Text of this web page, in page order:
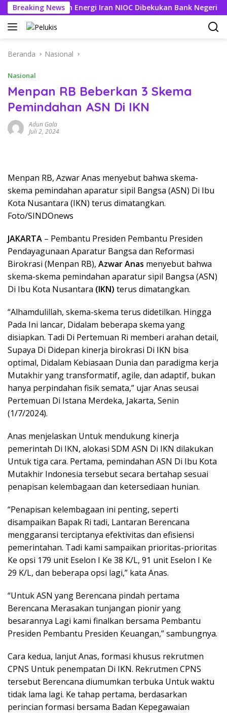
Langsung
ke
konten
Breaking News
Perusahaan Energi Iran NIOC Dibekukan Bank Negeri
Beranda Nasional
Nasional
Menpan RB Beberkan 3 Skema
Pemindahan ASN Di IKN
Adun Gala
Juli 2, 2024
Menpan RB, Azwar Anas menyebut bahwa skema-
skema pemindahan aparatur sipil Bangsa (ASN) Di Ibu
Kota Nusantara (IKN) terus dimatangkan.
Foto/SINDOnews
JAKARTA – Pembantu Presiden Pembantu Presiden
Pendayagunaan Aparatur Bangsa dan Reformasi
Birokrasi (Menpan RB), Azwar Anas menyebut bahwa
skema-skema pemindahan aparatur sipil Bangsa (ASN)
Di Ibu Kota Nusantara (IKN) terus dimatangkan.
“Alhamdulillah, skema-skema terus didetilkan. Hingga
Pada Ini lancar, Didalam beberapa skema yang
disiapkan. Tadi Di Pertemuan Ri memberi arahan detail,
Supaya Di Didepan kinerja birokrasi Di IKN bisa
optimal, Didalam Kebiasaan Dunia dan paradigma kerja
Mutakhir yang transformatif, agile, dan adaptif, bukan
hanya perpindahan fisik semata,” ujar Anas seusai
Pertemuan Di Istana Merdeka, Jakarta, Senin
(1/7/2024).
Anas menjelaskan Untuk mendukung kinerja
pemerintah Di IKN, alokasi SDM ASN Di IKN dilakukan
Untuk tiga cara. Pertama, pemindahan ASN Di Ibu Kota
Mutakhir Indonesia tersebut secara bertahap sesuai
penapisan kelembagaan dan ketersediaan hunian.
“Penapisan kelembagaan ini penting, seperti
disampaikan Bapak Ri tadi, Lantaran Berencana
menggaransi terciptanya efektivitas dan efisiensi
pemerintahan. Tadi kami sampaikan prioritas-prioritas
Ke opsi 179 unit Eselon I Ke 38 K/L, 91 unit Eselon I Ke
29 K/L, dan beberapa opsi lagi,” kata Anas.
“Untuk ASN yang Berencana pindah pertama
Berencana Merasakan tunjangan pionir yang
besarannya Lagi kami finalkan bersama Pembantu
Presiden Pembantu Presiden Keuangan,” sambungnya.
Cara kedua, lanjut Anas, formasi khusus rekrutmen
CPNS Untuk penempatan Di IKN. Rekrutmen CPNS
tersebut Berencana diumumkan terbuka Untuk waktu
tidak lama lagi. Ke tahap pertama, berdasarkan
perincian formasi bersama Badan Kepegawaian